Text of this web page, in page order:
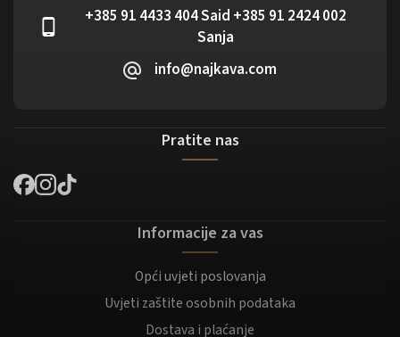
+385 91 4433 404 Said +385 91 2424 002
Sanja
info@najkava.com
Pratite nas
Informacije za vas
Opći uvjeti poslovanja
Uvjeti zaštite osobnih podataka
Dostava i plaćanje